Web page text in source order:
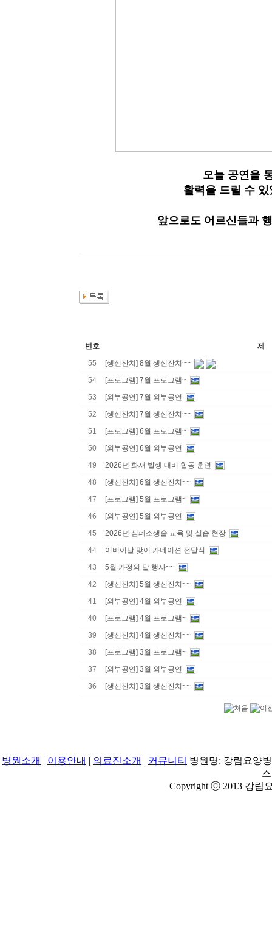
오늘 공연을
활력을 드릴 수
앞으로도 어르신들과
번호
55
[생신잔치] 8월 생신잔치~~
54
[프로그램] 7월 프로그램~
53
[외부공연] 7월 외부공연
52
[생신잔치] 7월 생신잔치~~
51
[프로그램] 6월 프로그램~
50
[외부공연] 6월 외부공연
49
2026년 화재 발생 대비 합동 훈련
48
[생신잔치] 6월 생신잔치~~
47
[프로그램] 5월 프로그램~
46
[외부공연] 5월 외부공연
45
2026년 심폐소생술 교육 및 실습 현장
44
어버이날 맞이 카네이션 전달식
43
5월 가정의 달 행사~~
42
[생신잔치] 5월 생신잔치~~
41
[외부공연] 4월 외부공연
40
[프로그램] 4월 프로그램~
39
[생신잔치] 4월 생신잔치~~
38
[프로그램] 3월 프로그램~
37
[외부공연] 3월 외부공연
36
[생신잔치] 3월 생신잔치~~
병원소개 | 이용안내 | 의료진소개 | 커뮤니티 병원명: 강림요양
Copyright ⓒ 2013 강림